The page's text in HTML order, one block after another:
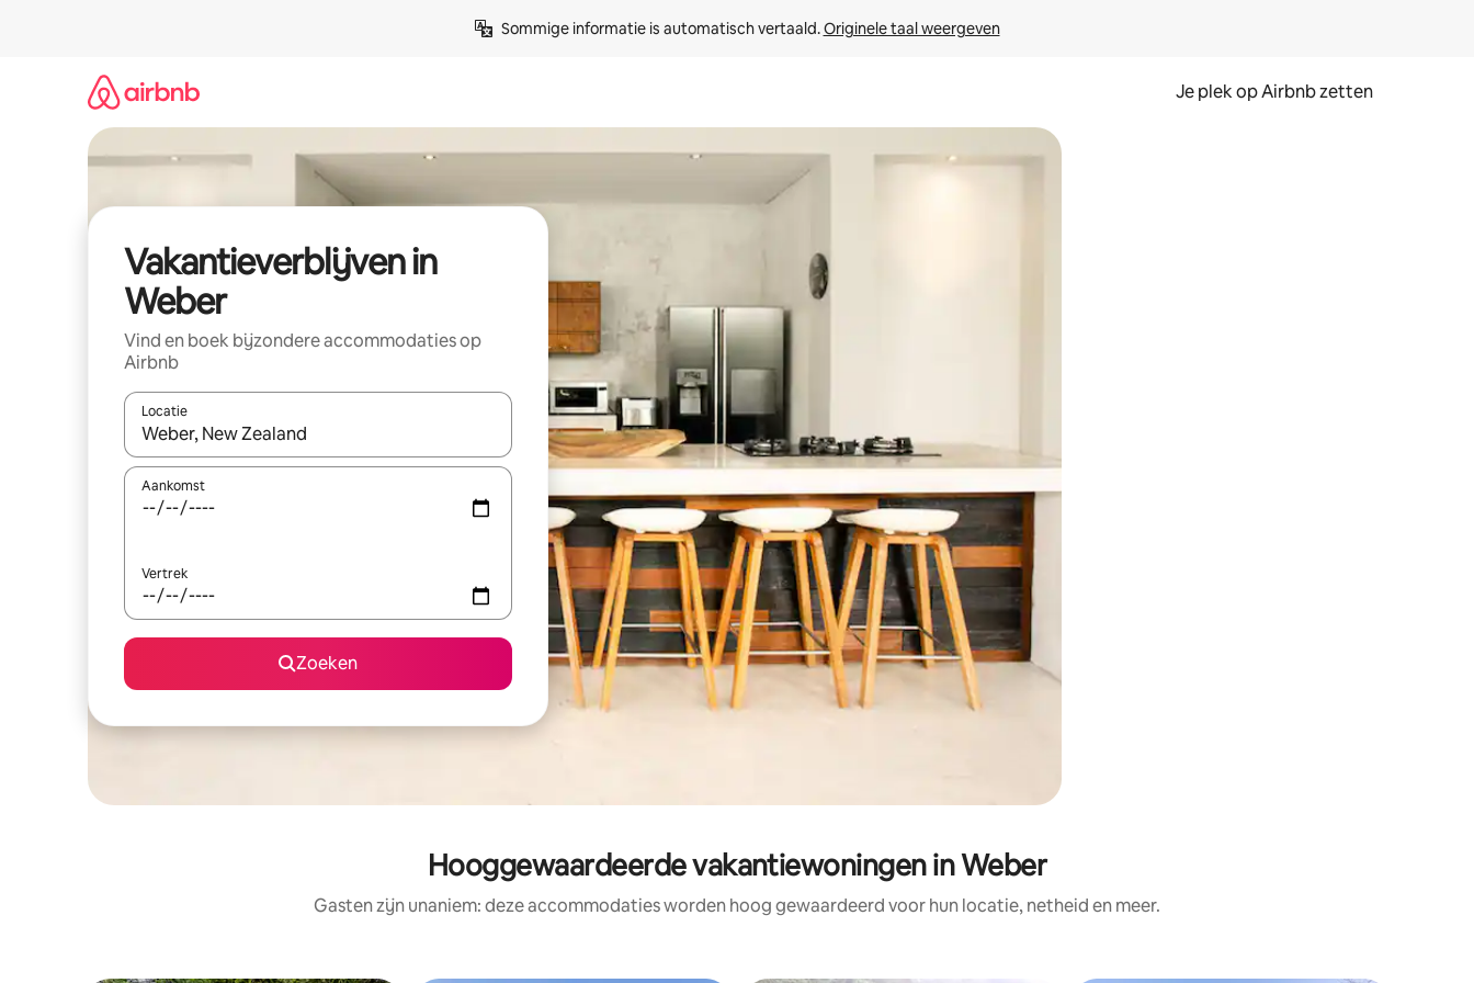
Sommige informatie is automatisch vertaald. Originele taal weergeven
Je plek op Airbnb zetten
Vakantieverblijven in
Weber
Vind en boek bijzondere accommodaties op
Airbnb
Locatie
Wanneer er resultaten beschikbaar zijn, maak je een keuze met je de pijltjestoetsen omhoog en omlaag, óf door te tikken of swipen.
Aankomst
Vertrek
Zoeken
Hooggewaardeerde vakantiewoningen in Weber
Gasten zijn unaniem: deze accommodaties worden hoog gewaardeerd voor hun locatie, netheid en meer.